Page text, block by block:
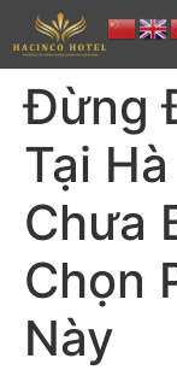
Đừng
Tại
Chưa
Chọn
Này